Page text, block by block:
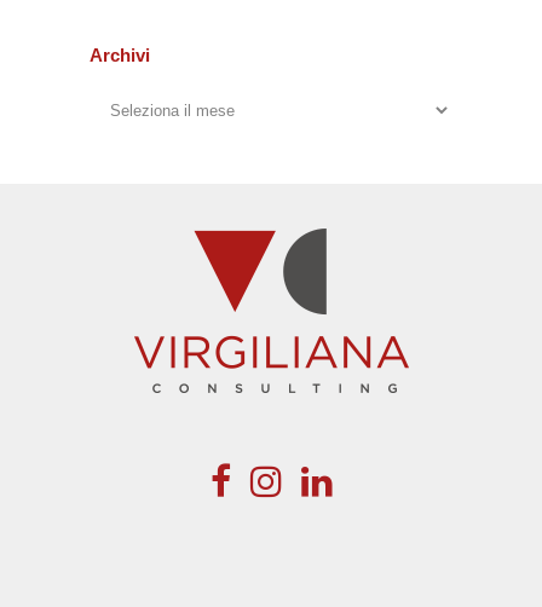
Archivi
Archivi